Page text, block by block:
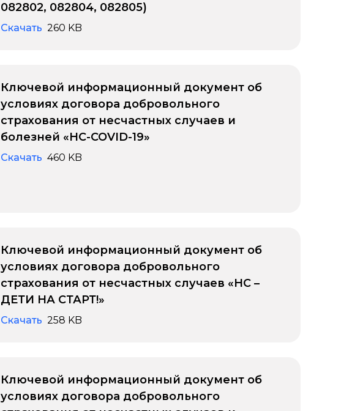
082802, 082804, 082805)
Скачать 260 KB
Ключевой информационный документ об
условиях договора добровольного
страхования от несчастных случаев и
болезней «НС-COVID-19»
Скачать 460 KB
Ключевой информационный документ об
условиях договора добровольного
страхования от несчастных случаев «НС –
ДЕТИ НА СТАРТ!»
Скачать 258 KB
Ключевой информационный документ об
условиях договора добровольного